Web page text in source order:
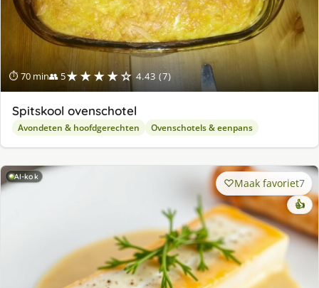
⏱ 70 min👥 5★★★★☆ 4.43 (7)
Spitskool ovenschotel
Avondeten & hoofdgerechten Ovenschotels & eenpans
AI-kok Maak favoriet7
👍